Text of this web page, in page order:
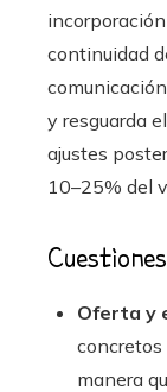
continuidad
y resguarda
ajustes
10–25% del
Oferta y
concretos
manera